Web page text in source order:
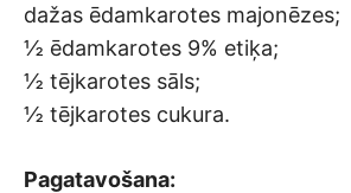
dažas ēdamkarotes majonēzes;
½ ēdamkarotes 9% etiķa;
½ tējkarotes sāls;
½ tējkarotes cukura.
Pagatavošana: